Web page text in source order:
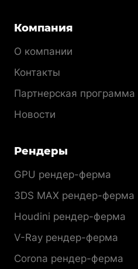
Компания
О компании
Контакты
Партнерская программа
Новости
Рендеры
GPU рендер-ферма
3DS MAX рендер-ферма
Houdini рендер-ферма
V-Ray рендер-ферма
Corona рендер-ферма